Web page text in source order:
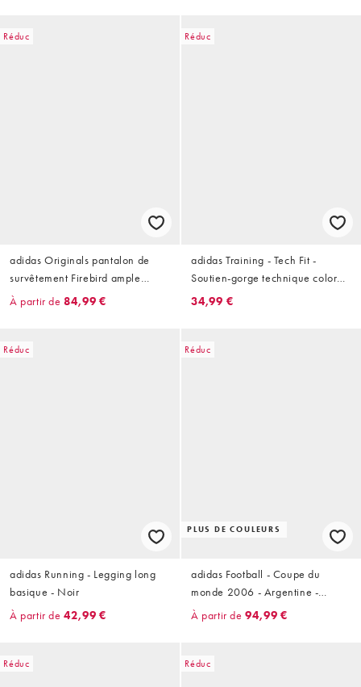
Réduc
adidas Originals pantalon de
survêtement Firebird ample
brodé de fleurs bordeaux
À partir de 84,99 €
Réduc
adidas Training - Tech Fit -
Soutien-gorge technique color
block à maintien modéré - Noir
34,99 €
Réduc
adidas Running - Legging long
basique - Noir
À partir de 42,99 €
Réduc
PLUS DE COULEURS
adidas Football - Coupe du
monde 2006 - Argentine -
Maillot extérieur rétro - Bleu
À partir de 94,99 €
Réduc Réduc